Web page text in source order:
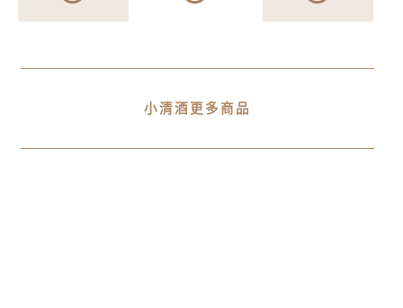
小清酒更多商品